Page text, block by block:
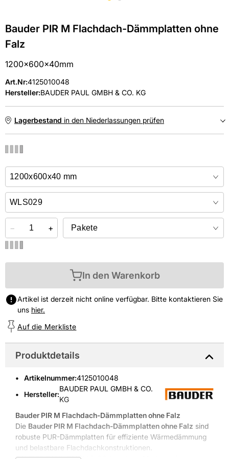
Bauder PIR M Flachdach-Dämmplatten ohne
Falz
1200x600x40mm
Art.Nr:4125010048
Hersteller:BAUDER PAUL GMBH & CO. KG
Lagerbestand in den Niederlassungen prüfen
Online kaufen &
− +
In den Warenkorb
Artikel ist derzeit nicht online verfügbar. Bitte kontaktieren Sie
uns hier.
Auf die Merkliste
Produktdetails
Artikelnummer:4125010048
Hersteller:
BAUDER PAUL GMBH & CO.
KG
Bauder PIR M Flachdach-Dämmplatten ohne Falz
Die Bauder PIR M Flachdach-Dämmplatten ohne Falz sind
robuste PUR-Dämmplatten für effiziente Wärmedämmung
und belastbare Flachdachkonstruktionen.